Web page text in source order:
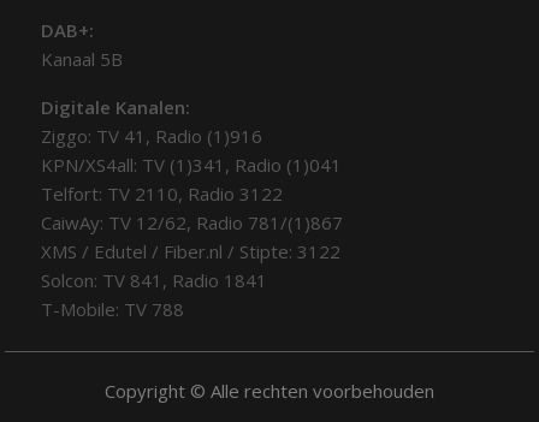
DAB+:
Kanaal 5B
Digitale Kanalen:
Ziggo: TV 41, Radio (1)916
KPN/XS4all: TV (1)341, Radio (1)041
Telfort: TV 2110, Radio 3122
CaiwAy: TV 12/62, Radio 781/(1)867
XMS / Edutel / Fiber.nl / Stipte: 3122
Solcon: TV 841, Radio 1841
T-Mobile: TV 788
Copyright © Alle rechten voorbehouden